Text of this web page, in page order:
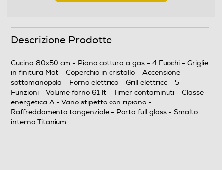
Accensione elettronica forno
Valvola sicurezza forno
Volume in litri
61
Descrizione Prodotto
Cucina 80x50 cm - Piano cottura a gas - 4 Fuochi - Griglie
in finitura Mat - Coperchio in cristallo - Accensione
sottomanopola - Forno elettrico - Grill elettrico - 5
Funzioni - Volume forno 61 lt - Timer contaminuti - Classe
energetica A - Vano stipetto con ripiano -
Raffreddamento tangenziale - Porta full glass - Smalto
interno Titanium